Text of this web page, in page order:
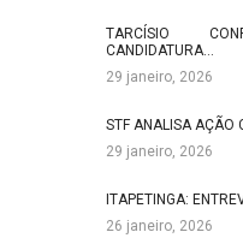
TARCÍSIO
CANDIDATURA…
29 janeiro, 2026
STF ANALISA AÇÃO
29 janeiro, 2026
ITAPETINGA:
26 janeiro, 2026